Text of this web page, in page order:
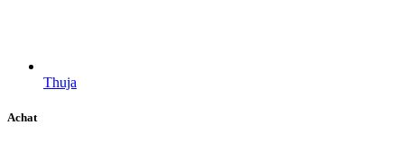
Thuja
Achat